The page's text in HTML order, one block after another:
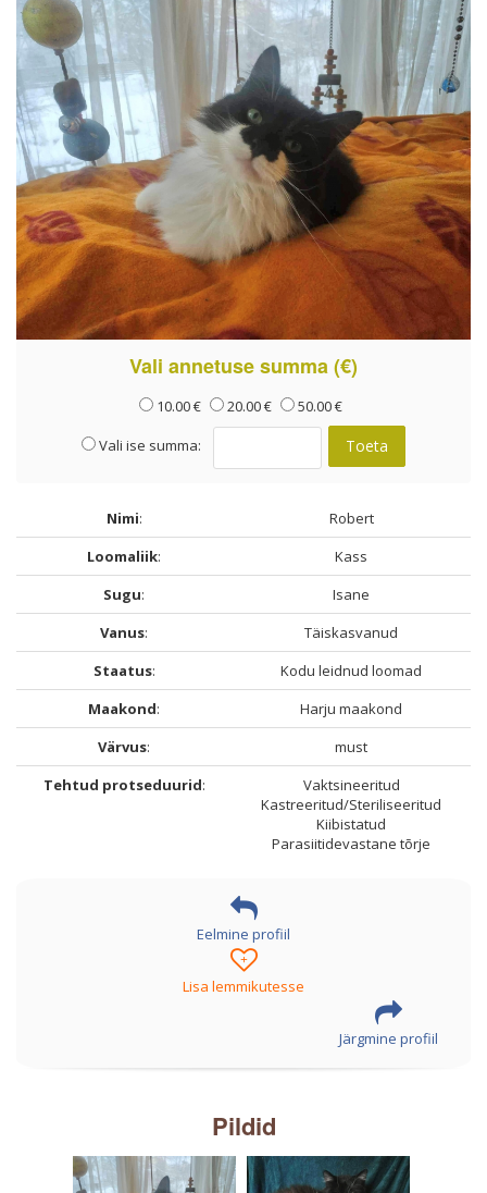
Vali annetuse summa (€)
10.00 € 20.00 €
50.00 €
Vali ise summa:
Toeta
Nimi:
Robert
Loomaliik:
Kass
Sugu:
Isane
Vanus:
Täiskasvanud
Staatus:
Kodu leidnud loomad
Maakond:
Harju maakond
Värvus:
must
Tehtud protseduurid:
Vaktsineeritud
Kastreeritud/Steriliseeritud
Kiibistatud
Parasiitidevastane tõrje
Eelmine profiil
+
Lisa lemmikutesse
Järgmine profiil
Pildid